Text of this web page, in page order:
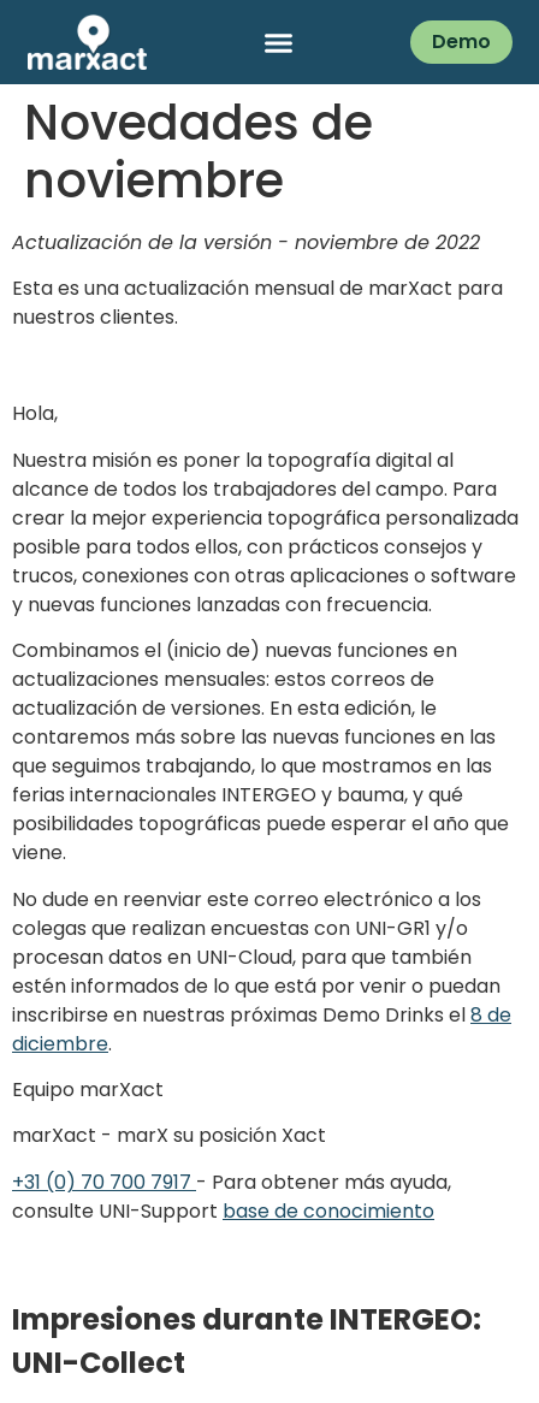
Demo
Novedades de
noviembre
Actualización de la versión - noviembre de 2022
Esta es una actualización mensual de marXact para
nuestros clientes.
Hola,
Nuestra misión es poner la topografía digital al
alcance de todos los trabajadores del campo. Para
crear la mejor experiencia topográfica personalizada
posible para todos ellos, con prácticos consejos y
trucos, conexiones con otras aplicaciones o software
y nuevas funciones lanzadas con frecuencia.
Combinamos el (inicio de) nuevas funciones en
actualizaciones mensuales: estos correos de
actualización de versiones. En esta edición, le
contaremos más sobre las nuevas funciones en las
que seguimos trabajando, lo que mostramos en las
ferias internacionales INTERGEO y bauma, y qué
posibilidades topográficas puede esperar el año que
viene.
No dude en reenviar este correo electrónico a los
colegas que realizan encuestas con UNI-GR1 y/o
procesan datos en UNI-Cloud, para que también
estén informados de lo que está por venir o puedan
inscribirse en nuestras próximas Demo Drinks el8 de
diciembre.
Equipo marXact
marXact - marX su posición Xact
+31 (0) 70 700 7917 - Para obtener más ayuda,
consulte UNI-Support base de conocimiento
Impresiones durante INTERGEO:
UNI-Collect